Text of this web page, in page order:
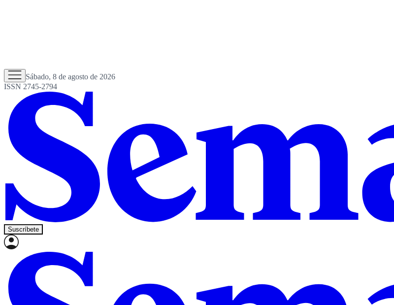
Sábado, 8 de agosto de 2026
ISSN 2745-2794
Suscríbete